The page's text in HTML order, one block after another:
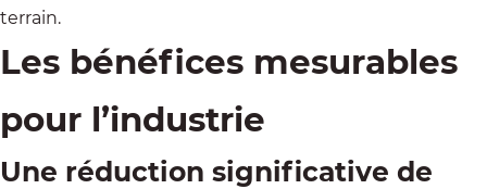
terrain.
Les bénéfices mesurables
pour l’industrie
Une réduction significative de